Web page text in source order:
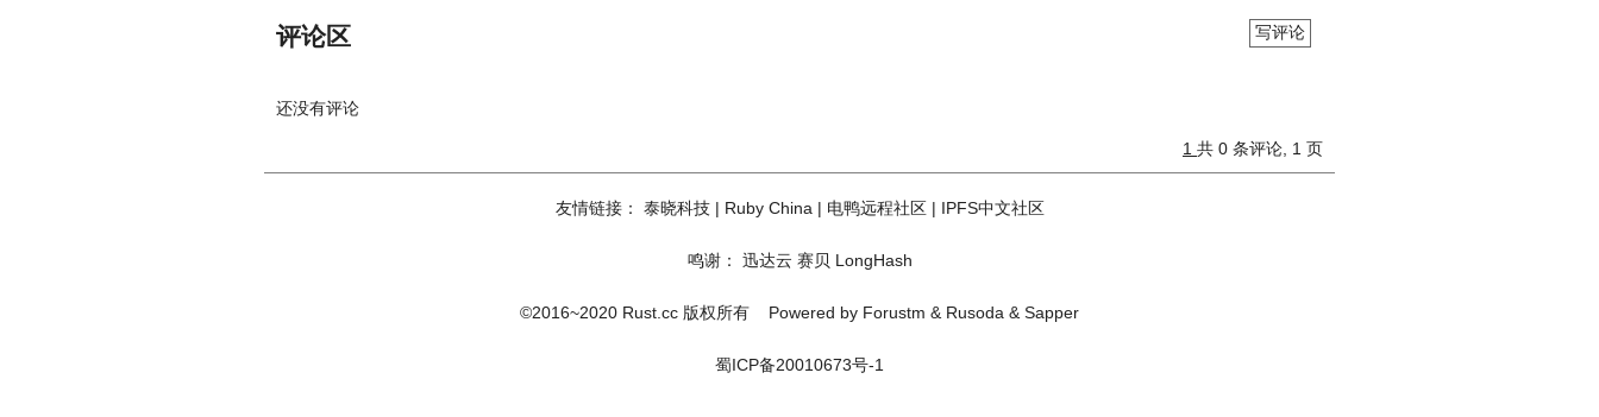
评论区 写评论
还没有评论
1 共 0 条评论, 1 页
友情链接： 泰晓科技| Ruby China | 电鸭远程社区| IPFS中文社区
鸣谢： 迅达云 赛贝 LongHash
©2016~2020 Rust.cc 版权所有 Powered by Forustm & Rusoda & Sapper
蜀ICP备20010673号-1